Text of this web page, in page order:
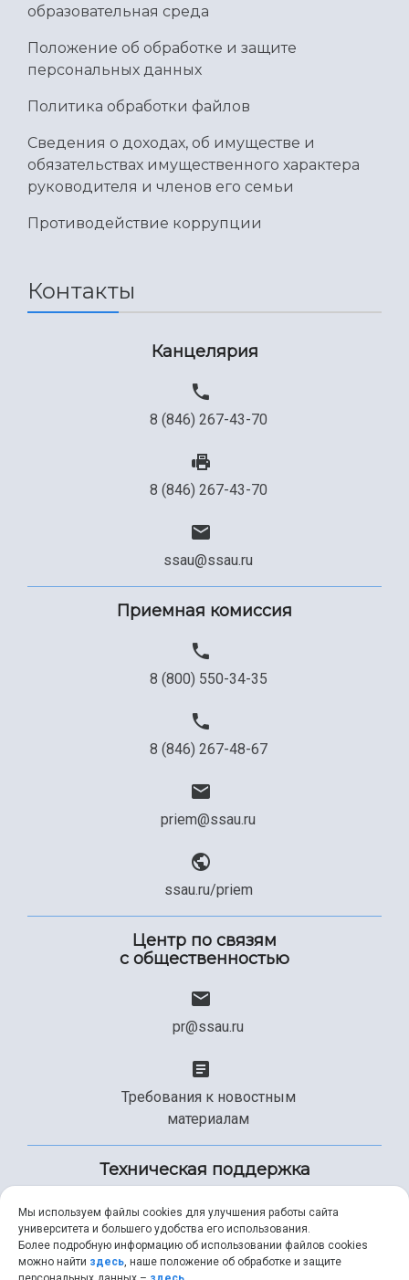
образовательная среда
Положение об обработке и защите
персональных данных
Политика обработки файлов
Сведения о доходах, об имуществе и
обязательствах имущественного характера
руководителя и членов его семьи
Противодействие коррупции
Контакты
Канцелярия
8 (846) 267-43-70
8 (846) 267-43-70
ssau@ssau.ru
Приемная комиссия
8 (800) 550-34-35
8 (846) 267-48-67
priem@ssau.ru
ssau.ru/priem
Центр по связям
с общественностью
pr@ssau.ru
Требования к новостным
материалам
Техническая поддержка
+7 (846) 267-49-99
Мы используем файлы cookies для улучшения работы сайта
университета и большего удобства его использования.
Более подробную информацию об использовании файлов cookies
можно найти здесь, наше положение об обработке и защите